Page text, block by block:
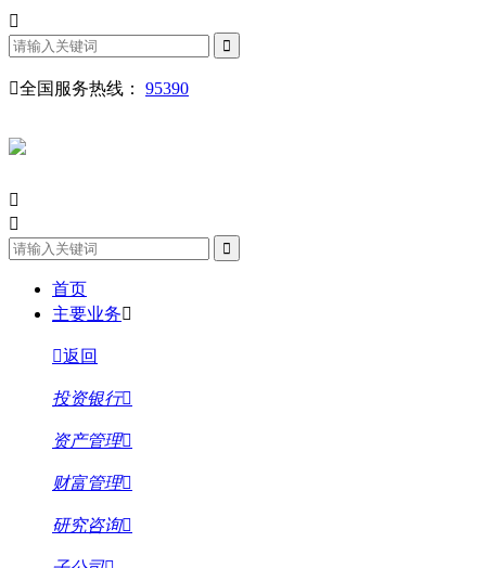
全国服务热线： 95390
首页
主要业务
返回
投资银行
资产管理
财富管理
研究咨询